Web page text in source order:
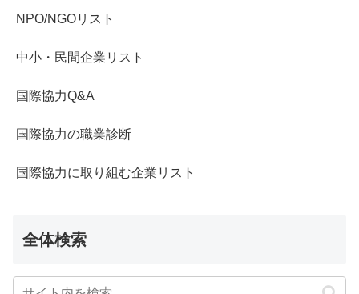
NPO/NGOリスト
中小・民間企業リスト
国際協力Q&A
国際協力の職業診断
国際協力に取り組む企業リスト
全体検索